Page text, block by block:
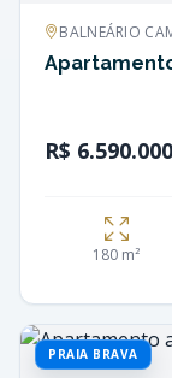
BALNEÁRIO
R$ 6.590.000
180 m²
PRAIA BRAVA